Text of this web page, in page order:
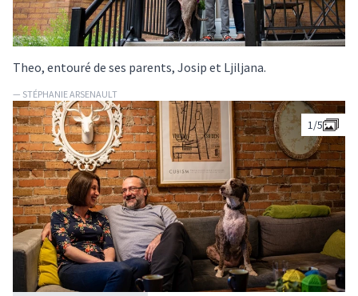
Theo, entouré de ses parents, Josip et Ljiljana.
— STÉPHANIE ARSENAULT
1/5